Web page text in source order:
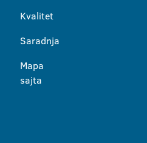
Kvalitet
Saradnja
Mapa
sajta